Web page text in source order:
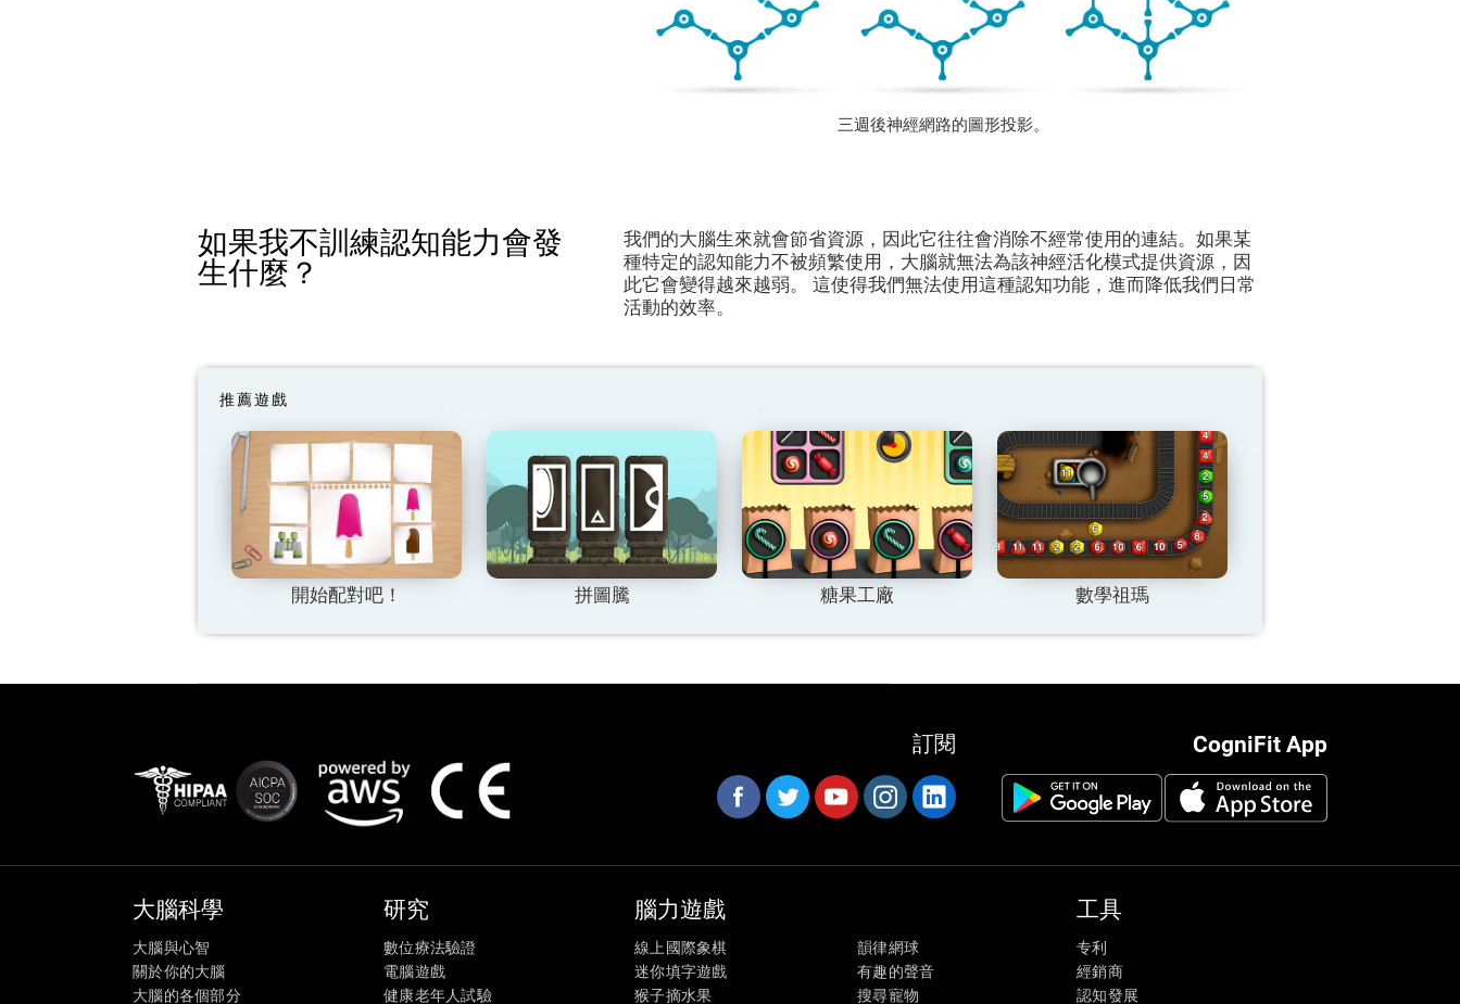
三週後神經網路的圖形投影。
如果我不訓練認知能力會發
生什麼？
我們的大腦生來就會節省資源，因此它往往會消除不經常使用的連結。如果某
種特定的認知能力不被頻繁使用，大腦就無法為該神經活化模式提供資源，因
此它會變得越來越弱。 這使得我們無法使用這種認知功能，進而降低我們日常
活動的效率。
推薦遊戲
開始配對吧！ 拼圖騰 糖果工廠 數學祖瑪
CogniFit App
訂閱
大腦科學
大腦與心智
關於你的大腦
大腦的各個部分
研究
數位療法驗證
電腦遊戲
健康老年人試驗
腦力遊戲
線上國際象棋
迷你填字遊戲
猴子摘水果
韻律網球
有趣的聲音
搜尋寵物
工具
专利
經銷商
認知發展